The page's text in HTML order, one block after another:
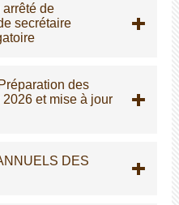
arrêté de
secrétaire
des
et mise à jour
DES